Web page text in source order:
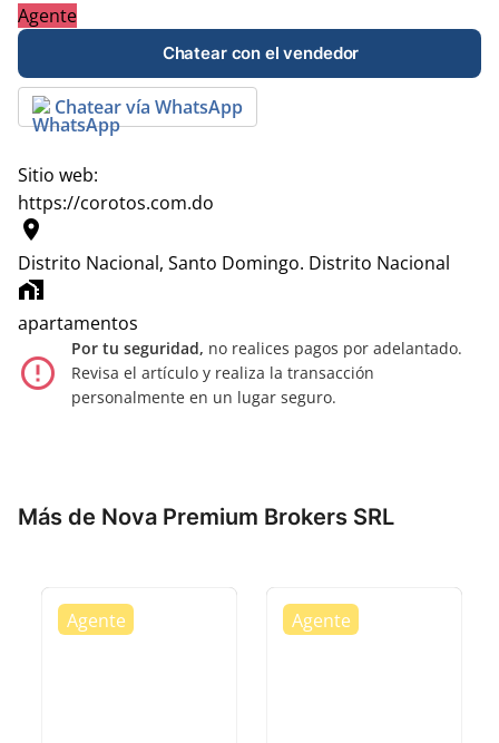
Agente
Chatear con el vendedor
Chatear vía WhatsApp
Sitio web:
https://corotos.com.do
location_on
Distrito Nacional, Santo Domingo. Distrito Nacional
home_work
apartamentos
error_outline
Por tu seguridad, no realices pagos por adelantado.
Revisa el artículo y realiza la transacción
personalmente en un lugar seguro.
Más de Nova Premium Brokers SRL